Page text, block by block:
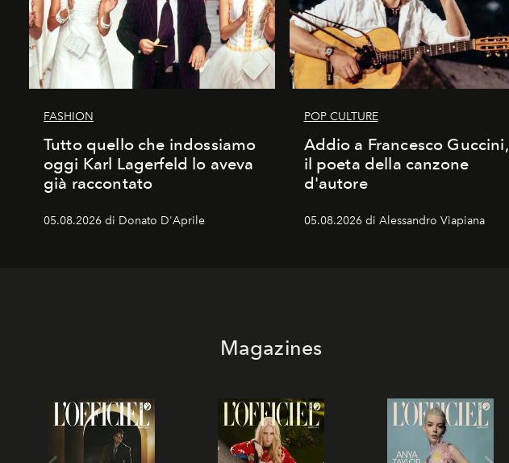
FASHION
Tutto quello che indossiamo
oggi Karl Lagerfeld lo aveva
già raccontato
05.08.2026 di Donato D'Aprile
POP CULTURE
Addio a Francesco Guccini,
il poeta della canzone
d'autore
05.08.2026 di Alessandro Viapiana
Magazines